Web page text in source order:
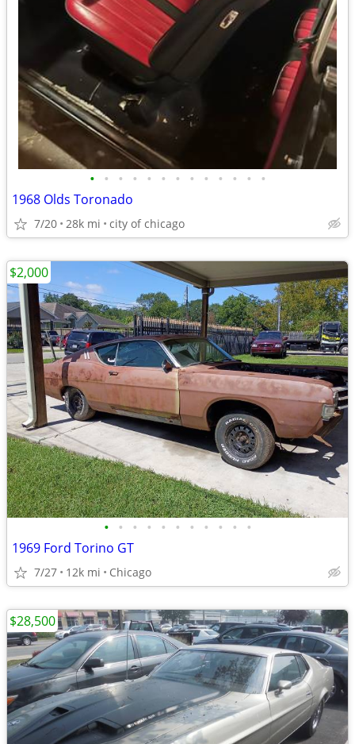
• • • • • • • • • • • • •
1968 Olds Toronado
7/20 28k mi city of chicago
• • • • • • • • • • •
1969 Ford Torino GT
7/27 12k mi Chicago
$2,000
$28,500